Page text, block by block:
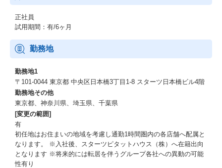
正社員
試用期間：有/6ヶ月
勤務地
勤務地1
〒101-0044 東京都 中央区日本橋3丁目1-8 スターツ日本橋ビル4階
勤務地その他
東京都、神奈川県、埼玉県、千葉県
[変更の範囲]
有
初任地はお住まいの地域を考慮し通勤1時間圏内の各店舗へ配属と
なります。 ※入社後、スターツピタットハウス（株）へ在籍出向
となります ※将来的には転居を伴うグループ各社への異動の可能
性有り